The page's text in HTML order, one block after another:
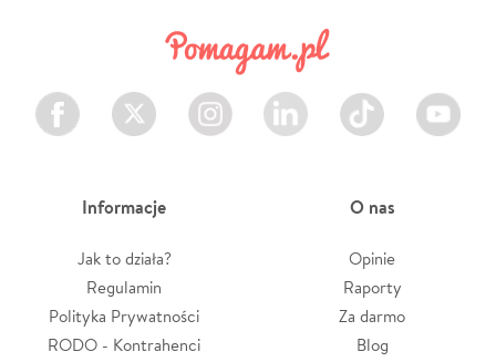
Facebook Twitter Instagram LinkedIn TikTok Youtube
Informacje
Jak to działa?
Regulamin
Polityka Prywatności
RODO - Kontrahenci
O nas
Opinie
Raporty
Za darmo
Blog